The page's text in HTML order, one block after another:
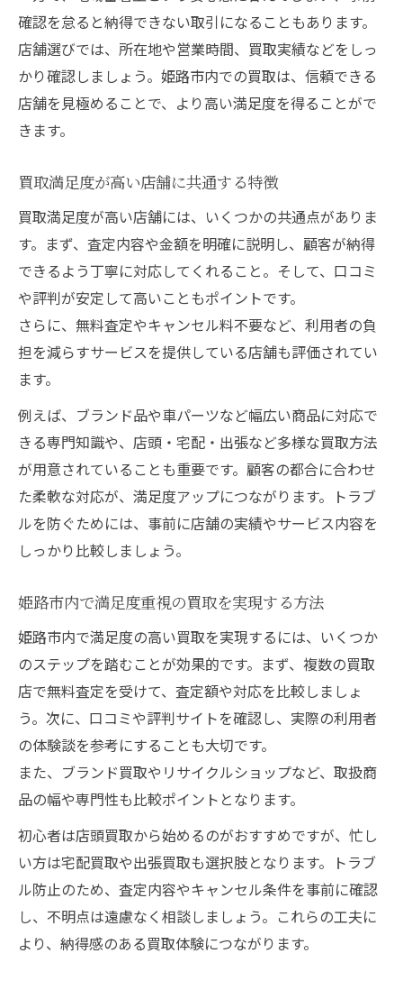
確認を怠ると納得できない取引になることもあります。
店舗選びでは、所在地や営業時間、買取実績などをしっ
かり確認しましょう。姫路市内での買取は、信頼できる
店舗を見極めることで、より高い満足度を得ることがで
きます。
買取満足度が高い店舗に共通する特徴
買取満足度が高い店舗には、いくつかの共通点がありま
す。まず、査定内容や金額を明確に説明し、顧客が納得
できるよう丁寧に対応してくれること。そして、口コミ
や評判が安定して高いこともポイントです。
さらに、無料査定やキャンセル料不要など、利用者の負
担を減らすサービスを提供している店舗も評価されてい
ます。
例えば、ブランド品や車パーツなど幅広い商品に対応で
きる専門知識や、店頭・宅配・出張など多様な買取方法
が用意されていることも重要です。顧客の都合に合わせ
た柔軟な対応が、満足度アップにつながります。トラブ
ルを防ぐためには、事前に店舗の実績やサービス内容を
しっかり比較しましょう。
姫路市内で満足度重視の買取を実現する方法
姫路市内で満足度の高い買取を実現するには、いくつか
のステップを踏むことが効果的です。まず、複数の買取
店で無料査定を受けて、査定額や対応を比較しましょ
う。次に、口コミや評判サイトを確認し、実際の利用者
の体験談を参考にすることも大切です。
また、ブランド買取やリサイクルショップなど、取扱商
品の幅や専門性も比較ポイントとなります。
初心者は店頭買取から始めるのがおすすめですが、忙し
い方は宅配買取や出張買取も選択肢となります。トラブ
ル防止のため、査定内容やキャンセル条件を事前に確認
し、不明点は遠慮なく相談しましょう。これらの工夫に
より、納得感のある買取体験につながります。